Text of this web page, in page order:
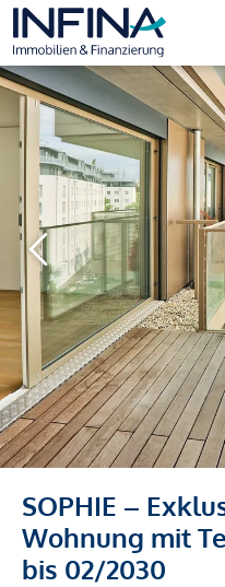
SOPHIE –
Wohnung mit
bis 02/2030